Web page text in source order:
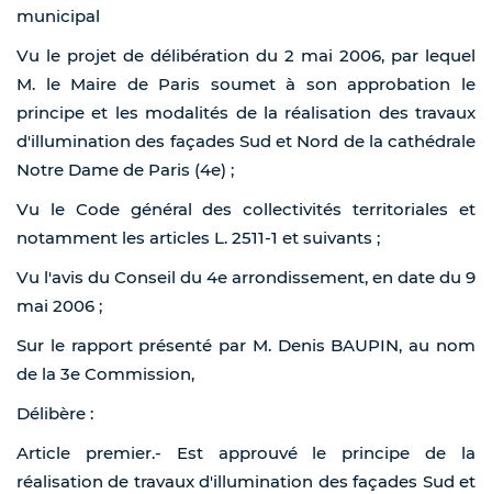
municipal
Vu le projet de délibération du 2 mai 2006, par lequel
M. le Maire de Paris soumet à son approbation le
principe et les modalités de la réalisation des travaux
d'illumination des façades Sud et Nord de la cathédrale
Notre Dame de Paris (4e) ;
Vu le Code général des collectivités territoriales et
notamment les articles L. 2511-1 et suivants ;
Vu l'avis du Conseil du 4e arrondissement, en date du 9
mai 2006 ;
Sur le rapport présenté par M. Denis BAUPIN, au nom
de la 3e Commission,
Délibère :
Article premier.- Est approuvé le principe de la
réalisation de travaux d'illumination des façades Sud et